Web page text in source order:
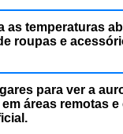
as temperaturas
roupas e
para ver a
áreas remotas